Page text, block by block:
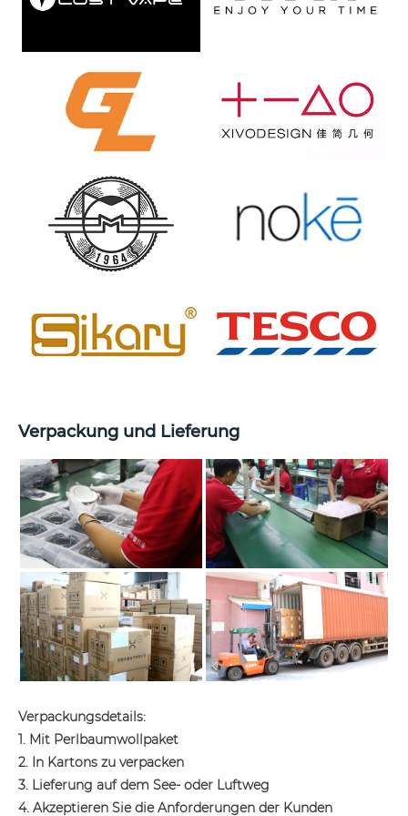
Verpackung und Lieferung
Verpackungsdetails:
1. Mit Perlbaumwollpaket
2. In Kartons zu verpacken
3. Lieferung auf dem See- oder Luftweg
4. Akzeptieren Sie die Anforderungen der Kunden